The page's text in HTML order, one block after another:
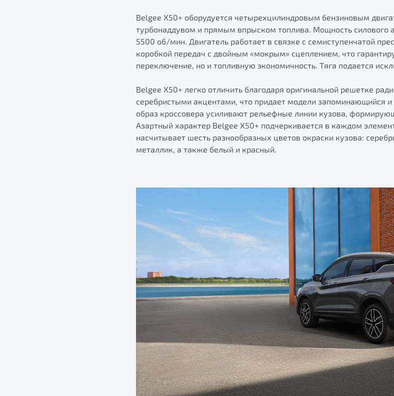
Belgee X50+ оборудуется четырехцилиндровым бензиновым
турбонаддувом и прямым впрыском топлива. Мощность силового
5500 об/мин. Двигатель работает в связке с семиступенчатой
коробкой передач с двойным «мокрым» сцеплением, что
переключение, но и топливную экономичность. Тяга подается
Belgee X50+ легко отличить благодаря оригинальной решетке
серебристыми акцентами, что придает модели запоминающийся
образ кроссовера усиливают рельефные линии кузова,
Азартный характер Belgee X50+ подчеркивается в каждом
насчитывает шесть разнообразных цветов окраски кузова:
металлик, а также белый и красный.